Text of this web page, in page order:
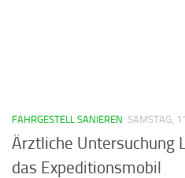
FAHRGESTELL SANIEREN SAMSTAG,
Ärztliche Untersuchung
das Expeditionsmobil